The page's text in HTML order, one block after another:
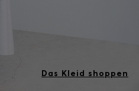
Das Kleid shoppen